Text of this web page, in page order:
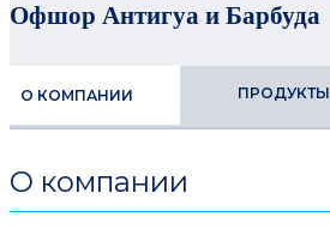
Офшор Антигуа и Барбуда
О КОМПАНИИ ПРОДУКТЫ
О компании